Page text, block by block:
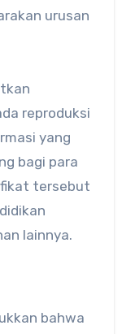
urusan
reproduksi
yang
bagi para
tersebut
lainnya.
bahwa